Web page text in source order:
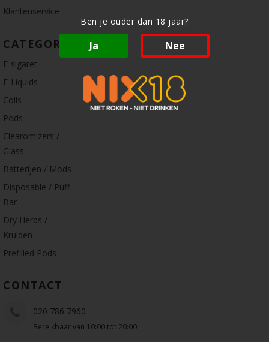
Ben je ouder dan 18 jaar?
Ja Nee
Klantenservice
CATEGORIE
E-sigaret
E-Liquids
Coils
Pods
Clearomizers /
Glass
Batterijen / Mods
Disposable / Puff
Bar
Dry Herbs /
Kruiden
Prefilled Pods
CONTACT
020 786 7960
Bereikbaar van 10:00 tot 20:00